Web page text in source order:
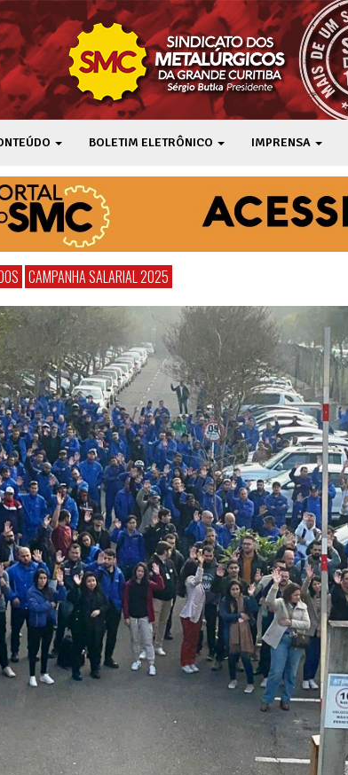
BOLETIM ELETRÔNICO IMPRENSA
CAMPANHA SALARIAL 2025